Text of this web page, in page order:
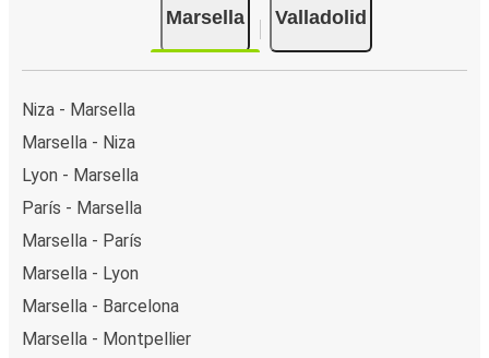
Marsella Valladolid
Niza - Marsella
Marsella - Niza
Lyon - Marsella
París - Marsella
Marsella - París
Marsella - Lyon
Marsella - Barcelona
Marsella - Montpellier